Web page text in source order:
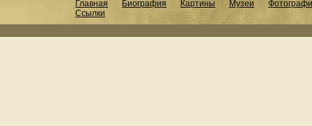
Главная Биография Картины Музеи
Ссылки